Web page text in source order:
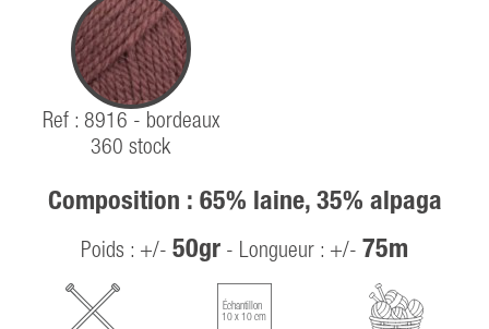
Ref : 8916 - bordeaux
360 stock
Composition : 65% laine, 35% alpaga
Poids : +/- 50gr - Longueur : +/- 75m
Échantillon
10 x 10 cm